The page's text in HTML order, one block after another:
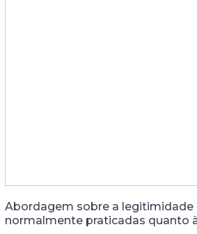
Abordagem sobre a legitimidade
normalmente praticadas quanto